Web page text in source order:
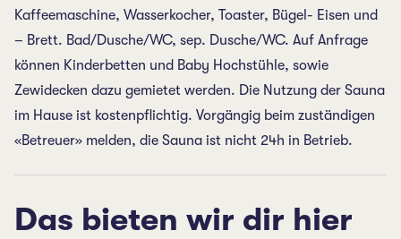
Kaffeemaschine, Wasserkocher, Toaster, Bügel- Eisen und
– Brett. Bad/Dusche/WC, sep. Dusche/WC. Auf Anfrage
können Kinderbetten und Baby Hochstühle, sowie
Zewidecken dazu gemietet werden. Die Nutzung der Sauna
im Hause ist kostenpflichtig. Vorgängig beim zuständigen
«Betreuer» melden, die Sauna ist nicht 24h in Betrieb.
Das bieten wir dir hier